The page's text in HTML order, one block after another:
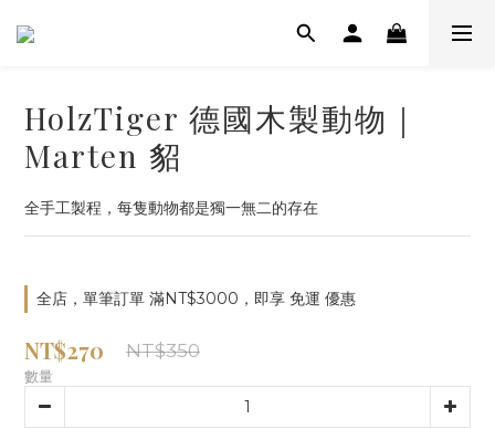
HolzTiger 德國木製動物｜
Marten 貂
全手工製程，每隻動物都是獨一無二的存在
全店，單筆訂單 滿NT$3000，即享 免運 優惠
NT$270 NT$350
數量